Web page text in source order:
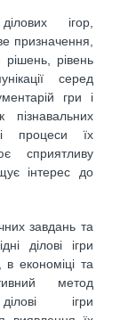
ігор,
призначення,
рівень
серед
гри і
процеси їх
сприятливу
інтерес до
завдань та
ділові ігри
економіці та
метод
ігри